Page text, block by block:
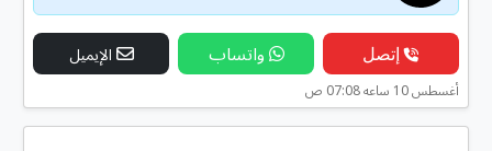
إتصل واتساب الإيميل
أغسطس 10 ساعه 07:08 ص